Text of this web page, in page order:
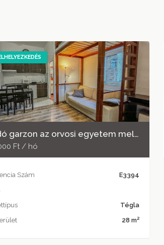
Kiadó garzon az orvosi egyetem mellett
Ft / hó
Szám
E3394
Tégla
28 m2